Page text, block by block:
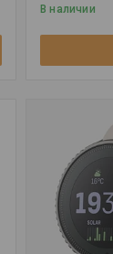
В наличии